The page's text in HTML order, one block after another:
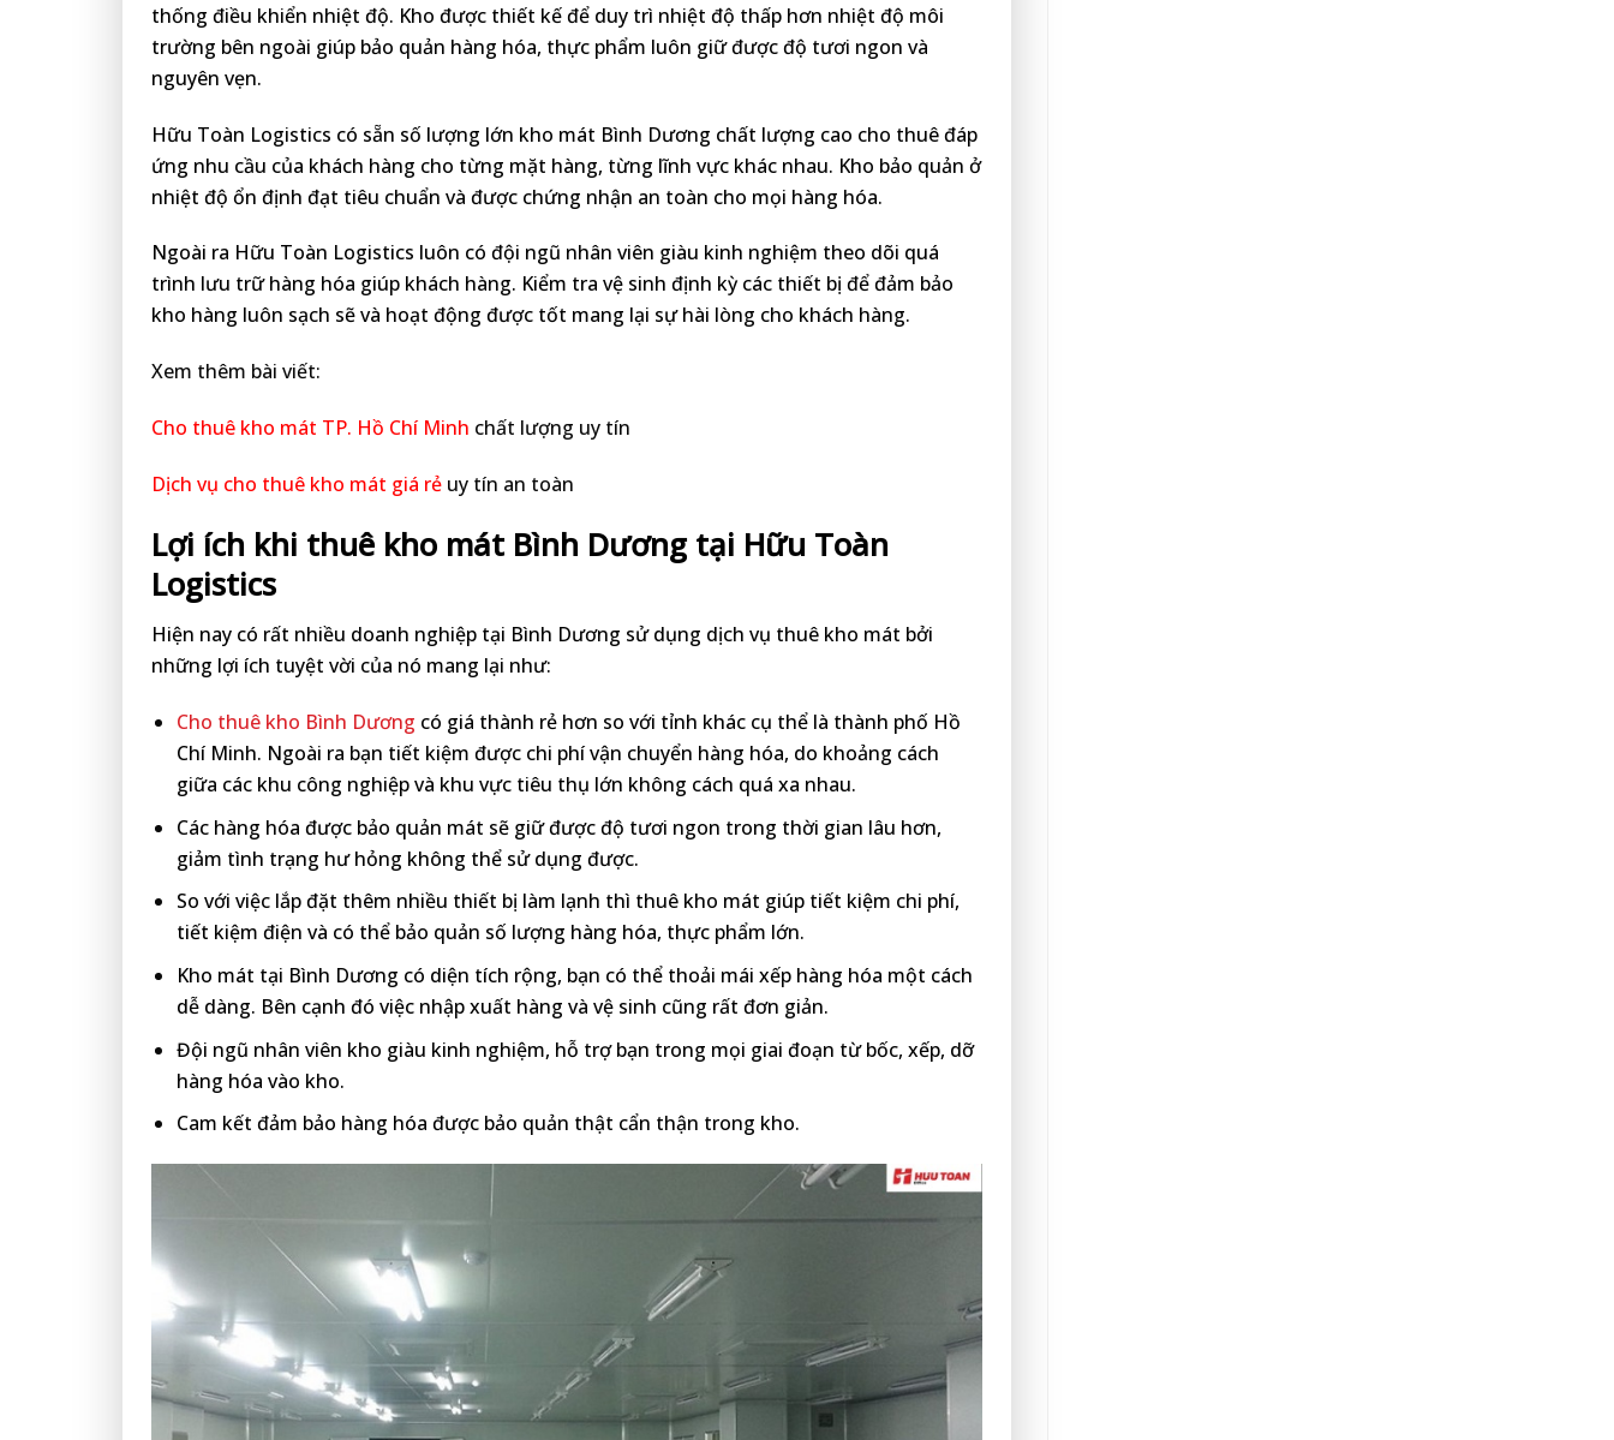
thống điều khiển nhiệt độ. Kho được thiết kế để duy trì nhiệt độ thấp hơn nhiệt độ môi
trường bên ngoài giúp bảo quản hàng hóa, thực phẩm luôn giữ được độ tươi ngon và
nguyên vẹn.
Hữu Toàn Logistics có sẵn số lượng lớn kho mát Bình Dương chất lượng cao cho thuê đáp
ứng nhu cầu của khách hàng cho từng mặt hàng, từng lĩnh vực khác nhau. Kho bảo quản ở
nhiệt độ ổn định đạt tiêu chuẩn và được chứng nhận an toàn cho mọi hàng hóa.
Ngoài ra Hữu Toàn Logistics luôn có đội ngũ nhân viên giàu kinh nghiệm theo dõi quá
trình lưu trữ hàng hóa giúp khách hàng. Kiểm tra vệ sinh định kỳ các thiết bị để đảm bảo
kho hàng luôn sạch sẽ và hoạt động được tốt mang lại sự hài lòng cho khách hàng.
Xem thêm bài viết:
Cho thuê kho mát TP. Hồ Chí Minh chất lượng uy tín
Dịch vụ cho thuê kho mát giá rẻ uy tín an toàn
Lợi ích khi thuê kho mát Bình Dương tại Hữu Toàn
Logistics
Hiện nay có rất nhiều doanh nghiệp tại Bình Dương sử dụng dịch vụ thuê kho mát bởi
những lợi ích tuyệt vời của nó mang lại như:
Cho thuê kho Bình Dương có giá thành rẻ hơn so với tỉnh khác cụ thể là thành phố Hồ
Chí Minh. Ngoài ra bạn tiết kiệm được chi phí vận chuyển hàng hóa, do khoảng cách
giữa các khu công nghiệp và khu vực tiêu thụ lớn không cách quá xa nhau.
Các hàng hóa được bảo quản mát sẽ giữ được độ tươi ngon trong thời gian lâu hơn,
giảm tình trạng hư hỏng không thể sử dụng được.
So với việc lắp đặt thêm nhiều thiết bị làm lạnh thì thuê kho mát giúp tiết kiệm chi phí,
tiết kiệm điện và có thể bảo quản số lượng hàng hóa, thực phẩm lớn.
Kho mát tại Bình Dương có diện tích rộng, bạn có thể thoải mái xếp hàng hóa một cách
dễ dàng. Bên cạnh đó việc nhập xuất hàng và vệ sinh cũng rất đơn giản.
Đội ngũ nhân viên kho giàu kinh nghiệm, hỗ trợ bạn trong mọi giai đoạn từ bốc, xếp, dỡ
hàng hóa vào kho.
Cam kết đảm bảo hàng hóa được bảo quản thật cẩn thận trong kho.